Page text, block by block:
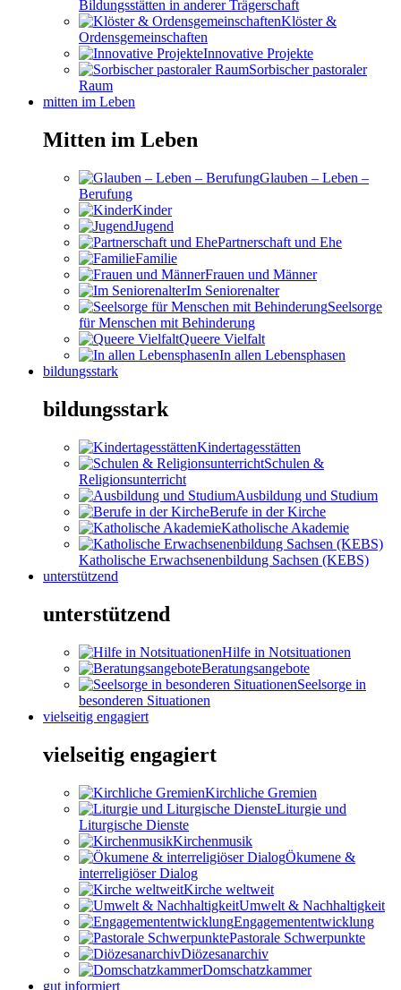
Bildungsstätten in anderer Trägerschaft
Klöster &
Ordensgemeinschaften
Innovative Projekte
Sorbischer pastoraler
Raum
mitten im Leben
Mitten im Leben
Glauben – Leben –
Berufung
Kinder
Jugend
Partnerschaft und Ehe
Familie
Frauen und Männer
Im Seniorenalter
Seelsorge
für Menschen mit Behinderung
Queere Vielfalt
In allen Lebensphasen
bildungsstark
bildungsstark
Kindertagesstätten
Schulen &
Religionsunterricht
Ausbildung und Studium
Berufe in der Kirche
Katholische Akademie
Katholische Erwachsenenbildung Sachsen (KEBS)
unterstützend
unterstützend
Hilfe in Notsituationen
Beratungsangebote
Seelsorge in
besonderen Situationen
vielseitig engagiert
vielseitig engagiert
Kirchliche Gremien
Liturgie und
Liturgische Dienste
Kirchenmusik
Ökumene &
interreligiöser Dialog
Kirche weltweit
Umwelt & Nachhaltigkeit
Engagemententwicklung
Pastorale Schwerpunkte
Diözesanarchiv
Domschatzkammer
gut informiert